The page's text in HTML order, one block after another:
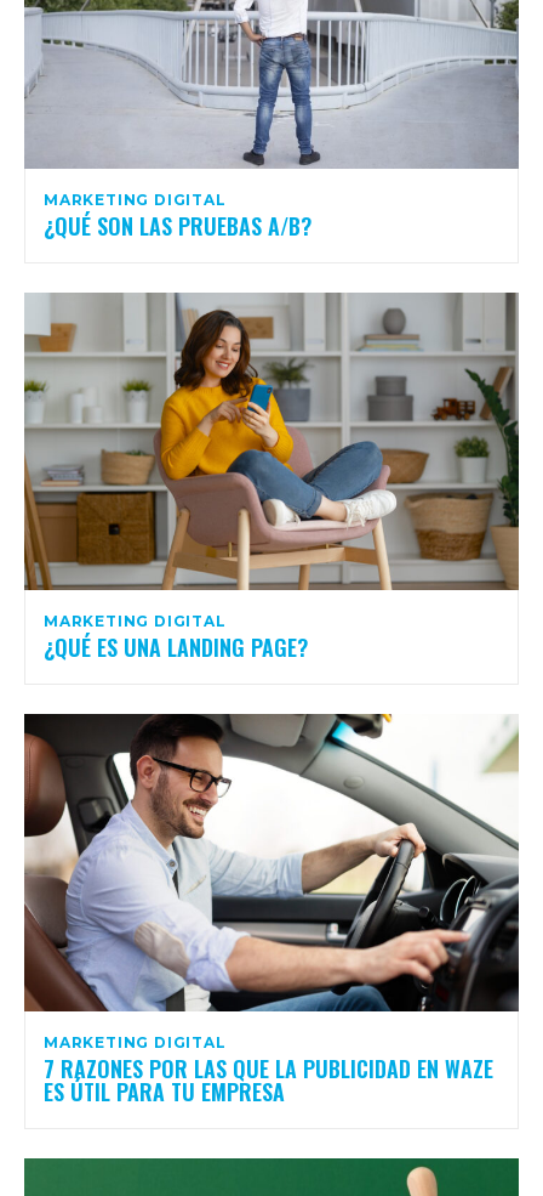
MARKETING DIGITAL
¿QUÉ SON LAS PRUEBAS A/B?
MARKETING DIGITAL
¿QUÉ ES UNA LANDING PAGE?
MARKETING DIGITAL
7 RAZONES POR LAS QUE LA PUBLICIDAD EN WAZE
ES ÚTIL PARA TU EMPRESA